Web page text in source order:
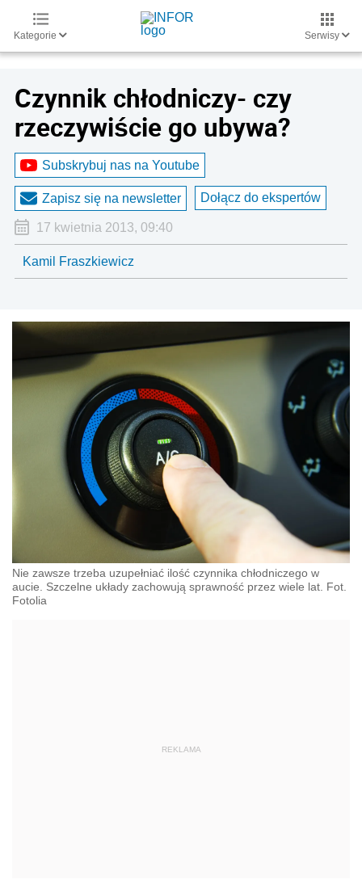
Kategorie Serwisy
Czynnik chłodniczy- czy
rzeczywiście go ubywa?
Subskrybuj nas na Youtube
Zapisz się na newsletter Dołącz do ekspertów
17 kwietnia 2013, 09:40
Kamil Fraszkiewicz
Nie zawsze trzeba uzupełniać ilość czynnika chłodniczego w
aucie. Szczelne układy zachowują sprawność przez wiele lat. Fot.
Fotolia